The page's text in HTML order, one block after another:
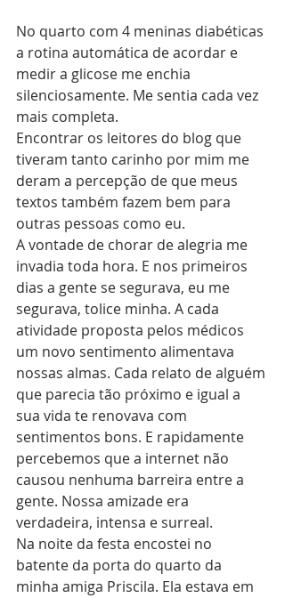
No quarto com 4 meninas diabéticas
a rotina automática de acordar e
medir a glicose me enchia
silenciosamente. Me sentia cada vez
mais completa.
Encontrar os leitores do blog que
tiveram tanto carinho por mim me
deram a percepção de que meus
textos também fazem bem para
outras pessoas como eu.
A vontade de chorar de alegria me
invadia toda hora. E nos primeiros
dias a gente se segurava, eu me
segurava, tolice minha. A cada
atividade proposta pelos médicos
um novo sentimento alimentava
nossas almas. Cada relato de alguém
que parecia tão próximo e igual a
sua vida te renovava com
sentimentos bons. E rapidamente
percebemos que a internet não
causou nenhuma barreira entre a
gente. Nossa amizade era
verdadeira, intensa e surreal.
Na noite da festa encostei no
batente da porta do quarto da
minha amiga Priscila. Ela estava em